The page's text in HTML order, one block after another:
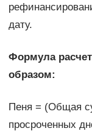
дату.
Формула
образом:
Пеня = (Общая
просроченных